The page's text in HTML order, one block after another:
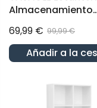
Almacenamiento
Estante con Cubos
Blanco
69,99 € 99,99 €
Añadir a la